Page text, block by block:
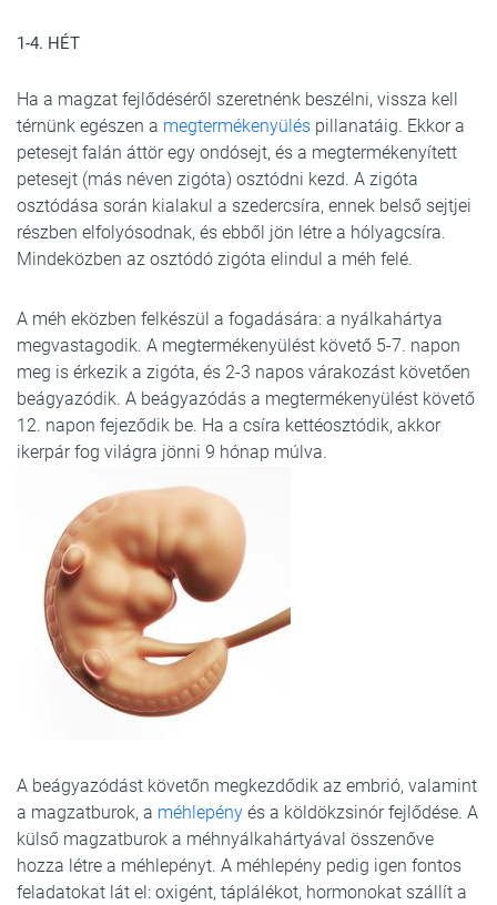
1-4. HÉT
Ha a magzat fejlődéséről szeretnénk beszélni, vissza kell
térnünk egészen a megtermékenyülés pillanatáig. Ekkor a
petesejt falán áttör egy ondósejt, és a megtermékenyített
petesejt (más néven zigóta) osztódni kezd. A zigóta
osztódása során kialakul a szedercsíra, ennek belső sejtjei
részben elfolyósodnak, és ebből jön létre a hólyagcsíra.
Mindeközben az osztódó zigóta elindul a méh felé.
A méh eközben felkészül a fogadására: a nyálkahártya
megvastagodik. A megtermékenyülést követő 5-7. napon
meg is érkezik a zigóta, és 2-3 napos várakozást követően
beágyazódik. A beágyazódás a megtermékenyülést követő
12. napon fejeződik be. Ha a csíra kettéosztódik, akkor
ikerpár fog világra jönni 9 hónap múlva.
A beágyazódást követőn megkezdődik az embrió, valamint
a magzatburok, a méhlepény és a köldökzsinór fejlődése. A
külső magzatburok a méhnyálkahártyával összenőve
hozza létre a méhlepényt. A méhlepény pedig igen fontos
feladatokat lát el: oxigént, táplálékot, hormonokat szállít a